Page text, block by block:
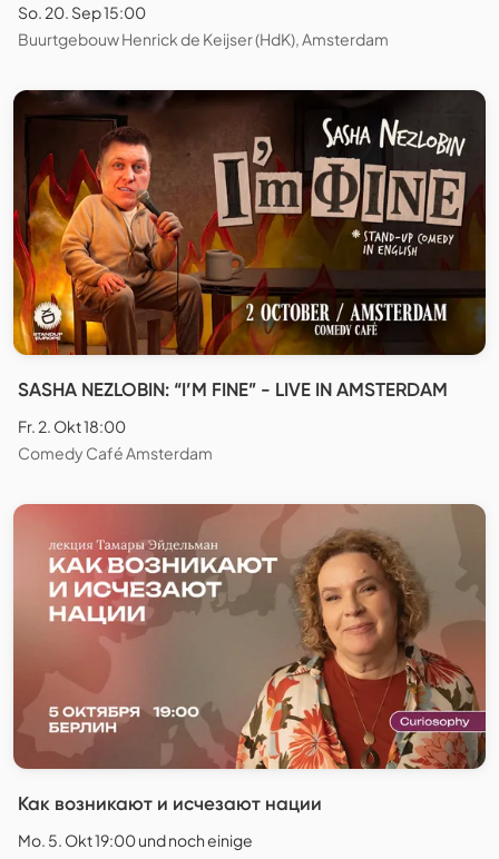
So. 20. Sep 15:00
Buurtgebouw Henrick de Keijser (HdK), Amsterdam
SASHA NEZLOBIN: “I’M FINE” - LIVE IN AMSTERDAM
Fr. 2. Okt 18:00
Comedy Café Amsterdam
Как возникают и исчезают нации
Mo. 5. Okt 19:00 und noch einige